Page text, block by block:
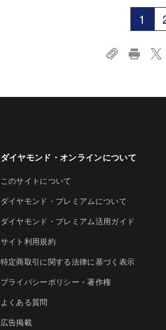
1
ダイヤモンド・オンラインについて
このサイトについて
ダイヤモンド・プレミアムについて
ダイヤモンド・プレミアム活用ガイド
サイト利用規約
特定商取引に関する法律に基づく表示
プライバシーポリシー・著作権
よくある質問
広告掲載